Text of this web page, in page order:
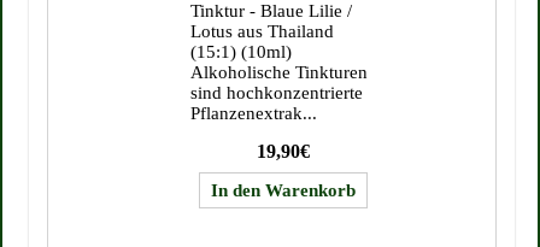
Tinktur - Blaue Lilie /
Lotus aus Thailand
(15:1) (10ml)
Alkoholische Tinkturen
sind hochkonzentrierte
Pflanzenextrak...
19,90€